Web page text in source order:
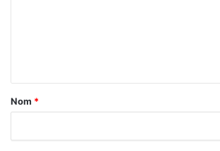
a
r
Nom *